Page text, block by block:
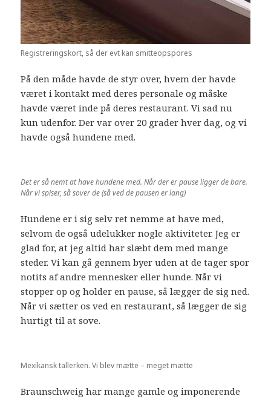
Registreringskort, så der evt kan smitteopspores
På den måde havde de styr over, hvem der havde
været i kontakt med deres personale og måske
havde været inde på deres restaurant. Vi sad nu
kun udenfor. Der var over 20 grader hver dag, og vi
havde også hundene med.
Det er så nemt at have hundene med. Når der er pause ligger de bare.
Når vi spiser, så sover de (så ved de pausen er lang)
Hundene er i sig selv ret nemme at have med,
selvom de også udelukker nogle aktiviteter. Jeg er
glad for, at jeg altid har slæbt dem med mange
steder. Vi kan gå gennem byer uden at de tager spor
notits af andre mennesker eller hunde. Når vi
stopper op og holder en pause, så lægger de sig ned.
Når vi sætter os ved en restaurant, så lægger de sig
hurtigt til at sove.
Mexikansk tallerken. Vi blev mætte – meget mætte
Braunschweig har mange gamle og imponerende